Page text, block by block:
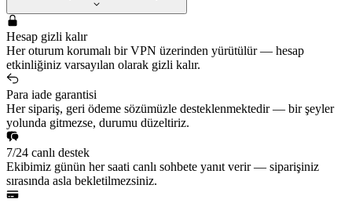
Hesap gizli kalır
Her oturum korumalı bir VPN üzerinden yürütülür — hesap
etkinliğiniz varsayılan olarak gizli kalır.
Para iade garantisi
Her sipariş, geri ödeme sözümüzle desteklenmektedir — bir şeyler
yolunda gitmezse, durumu düzeltiriz.
7/24 canlı destek
Ekibimiz günün her saati canlı sohbete yanıt verir — siparişiniz
sırasında asla bekletilmezsiniz.